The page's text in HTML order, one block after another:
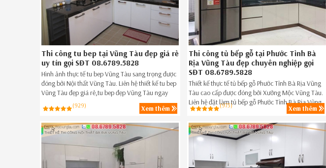
Thi công tu bep tại Vũng Tàu đẹp giá rẻ
uy tín gọi SĐT 08.6789.5828
Hình ảnh thực tế tu bep Vũng Tàu sang trọng được
đóng bởi Nội thất Vũng Tàu. Liên hệ thiết kế tu bep
Vũng Tàu đẹp giá rẻ,tu bep đẹp Vũng Tàu ngay
hôm nay 086.789.5828.
(929) Xem thêm
Thi công tủ bếp gỗ tại Phước Tỉnh Bà
Rịa Vũng Tàu đẹp chuyên nghiệp gọi
SĐT 08.6789.5828
Thiết kế thực tế tủ bếp gỗ Phước Tỉnh Bà Rịa Vũng
Tàu cao cấp được đóng bởi Xưởng Mộc Vũng Tàu.
Liên hệ đặt làm tủ bếp gỗ Phước Tỉnh Bà Rịa Vũng
Tàu giá rẻ,tủ bếp gỗ uy tín Phước Tỉnh Bà Rịa Vũng
Tàu ngay hôm nay 086.789.5828.
(973) Xem thêm